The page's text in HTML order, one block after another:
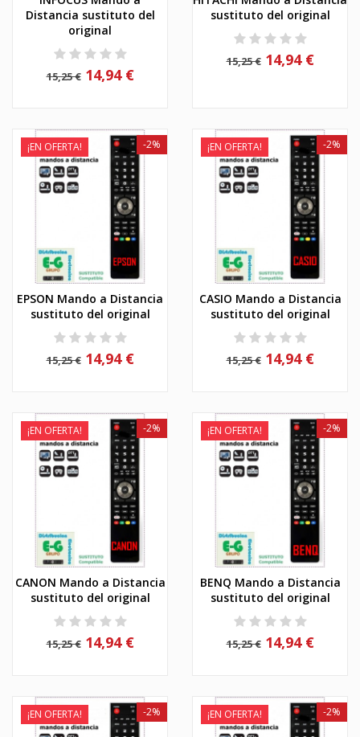
Distancia sustituto del
original
15,25 € 14,94 €
sustituto del original
15,25 € 14,94 €
¡EN OFERTA!
EPSON Mando a Distancia
sustituto del original
15,25 €
-2%
14,94 €
¡EN OFERTA!
CASIO Mando a Distancia
sustituto del original
15,25 €
-2%
14,94 €
¡EN OFERTA!
CANON Mando a Distancia
sustituto del original
15,25 €
-2%
14,94 €
¡EN OFERTA!
BENQ Mando a Distancia
sustituto del original
15,25 €
-2%
14,94 €
¡EN OFERTA! -2% ¡EN OFERTA! -2%